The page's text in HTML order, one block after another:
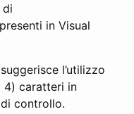
di
in Visual
l’utilizzo
4) caratteri in
controllo.